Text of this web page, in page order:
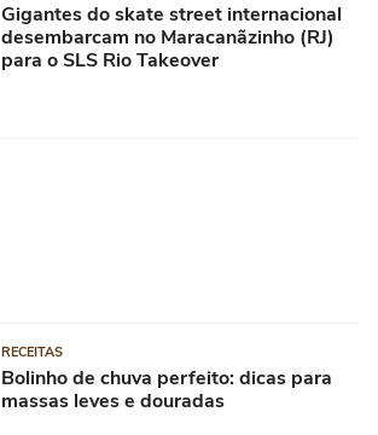
Gigantes do skate street internacional
desembarcam no Maracanãzinho (RJ)
para o SLS Rio Takeover
RECEITAS
Bolinho de chuva perfeito: dicas para
massas leves e douradas